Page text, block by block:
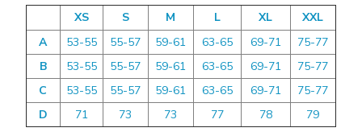
XS S M L XL
XXL
A
53-55 55-57 59-61 63-65 69-71
75-77
B
53-55 55-57 59-61 63-65 69-71
75-77
C
53-55 55-57 59-61 63-65 69-71
75-77
D
71 73 73 77 78 79